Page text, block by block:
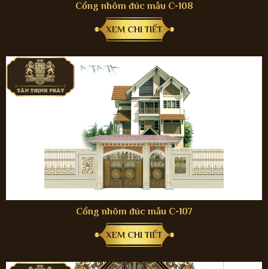
Cổng nhôm đúc mẫu C-108
XEM CHI TIẾT
Cổng nhôm đúc mẫu C-107
XEM CHI TIẾT